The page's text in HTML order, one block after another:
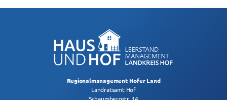
Regionalmanagement Hofer Land
Landratsamt Hof